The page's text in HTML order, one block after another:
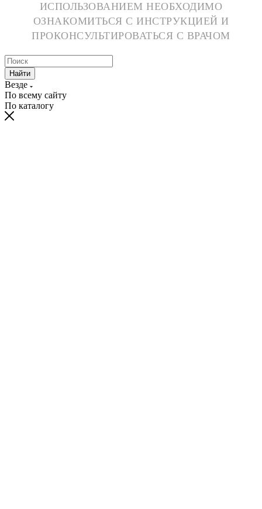
ИСПОЛЬЗОВАНИЕМ НЕОБХОДИМО
ОЗНАКОМИТЬСЯ С ИНСТРУКЦИЕЙ И
ПРОКОНСУЛЬТИРОВАТЬСЯ С ВРАЧОМ
Найти
Везде
По всему сайту
По каталогу